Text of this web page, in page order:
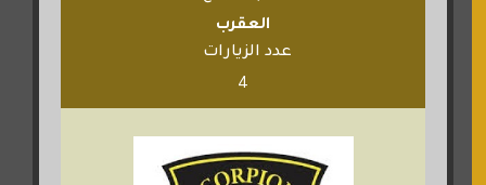
العقرب
عدد الزيارات
4